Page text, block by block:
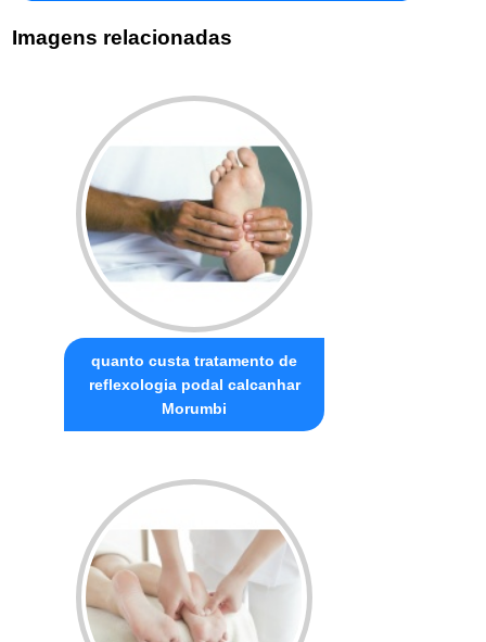
Imagens relacionadas
quanto custa tratamento de
reflexologia podal calcanhar
Morumbi